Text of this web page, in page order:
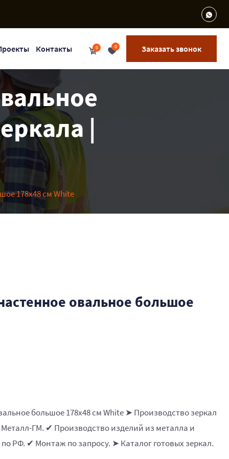
Контакты 0 0 Заказать звонок
|
178х48 см White
овальное большое
большое 178х48 см White ➤ Производство зеркал
ГМ. ✔ Производство изделий из металла и
РФ. ✔ Монтаж по запросу. ➤ Каталог готовых зеркал.